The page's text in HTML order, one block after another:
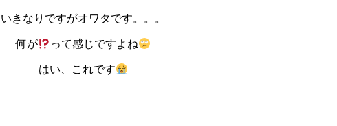
いきなりですがオワタです。。。
何が って感じですよね
はい、これです